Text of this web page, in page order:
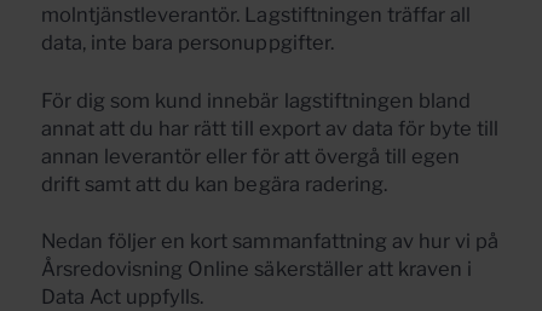
molntjänstleverantör. Lagstiftningen träffar all
data, inte bara personuppgifter.
För dig som kund innebär lagstiftningen bland
annat att du har rätt till export av data för byte till
annan leverantör eller för att övergå till egen
drift samt att du kan begära radering.
Nedan följer en kort sammanfattning av hur vi på
Årsredovisning Online säkerställer att kraven i
Data Act uppfylls.